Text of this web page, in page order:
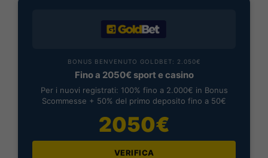
BONUS BENVENUTO GOLDBET: 2.050€
Fino a 2050€ sport e casino
Per i nuovi registrati: 100% fino a 2.000€ in Bonus
Scommesse + 50% del primo deposito fino a 50€
2050€
VERIFICA